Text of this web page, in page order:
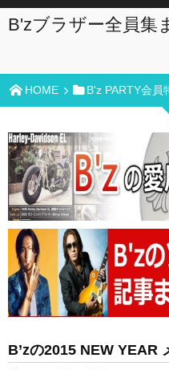
B'zブラザー全員集
HOME B'z PARTY会員
B’zの2015 NEW YEAR